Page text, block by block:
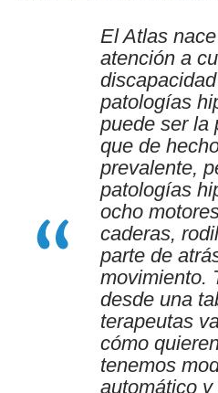
El Atlas
atención a
patologías
puede ser la
que de
prevalente,
patologías
ocho
caderas,
parte de
movimiento.
desde una
terapeutas
cómo
tenemos
automático